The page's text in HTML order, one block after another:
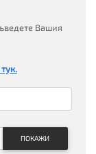
Вашия
ПОКАЖИ